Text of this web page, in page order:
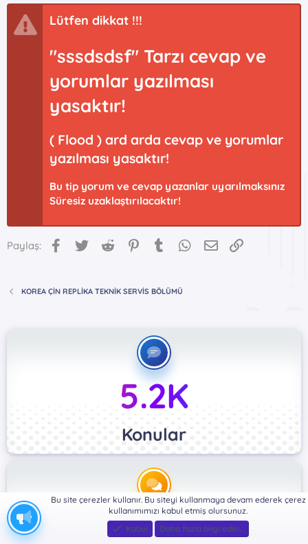
Lütfen dikkat !!!
"sssdsdsf" Tarzı cevap ve
yorumlar yazılması
yasaktır!
( Flood ) ard arda cevap ve yorumlar
yazılması yasaktır!
Bu tip yorum ve cevap yazanlar uyarılmaksınız
Süresiz uzaklaştırılacaktır!
Paylaş: Facebook
Twitter Reddit PinterestTumblr WhatsApp
E-posta
KOREA ÇİN REPLİKA TEKNİK SERVİS BÖLÜMÜ
5.2K
Konular
42.8K
Bu site çerezler kullanır. Bu siteyi kullanmaya devam ederek çerez
kullanımımızı kabul etmiş olursunuz.
Kabul
Daha fazla bilgi edin…